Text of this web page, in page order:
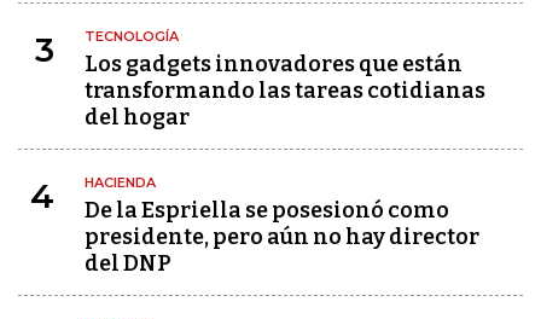
3 TECNOLOGÍA
Los gadgets innovadores que están
transformando las tareas cotidianas
del hogar
4 HACIENDA
De la Espriella se posesionó como
presidente, pero aún no hay director
del DNP